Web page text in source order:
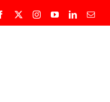
Facebook InstagramYouTubeLinkedIn